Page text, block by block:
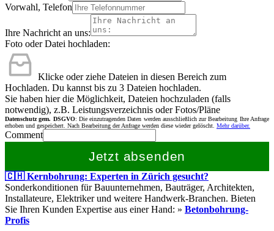
Vorwahl, Telefon
Ihre Nachricht an uns:
Foto oder Datei hochladen:
Klicke oder ziehe Dateien in diesen Bereich zum
Hochladen. Du kannst bis zu 3 Dateien hochladen.
Sie haben hier die Möglichkeit, Dateien hochzuladen (falls
notwendig), z.B. Leistungsverzeichnis oder Fotos/Pläne
Datenschutz gem. DSGVO: Die einzutragenden Daten werden ausschließlich zur Bearbeitung Ihre Anfrage
erhoben und gespeichert. Nach Bearbeitung der Anfrage werden diese wieder gelöscht. Mehr darüber.
Comment
Jetzt absenden
🇨🇭 Kernbohrung: Experten in Zürich gesucht?
Sonderkonditionen für Bauunternehmen, Bauträger, Architekten,
Installateure, Elektriker und weitere Handwerk-Branchen. Bieten
Sie Ihren Kunden Expertise aus einer Hand: » Betonbohrung-
Profis